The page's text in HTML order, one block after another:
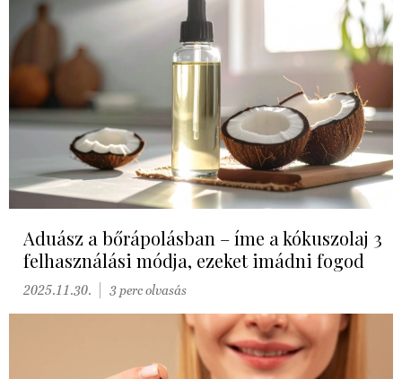
Aduász a bőrápolásban – íme a kókuszolaj 3
felhasználási módja, ezeket imádni fogod
2025.11.30. 3 perc olvasás